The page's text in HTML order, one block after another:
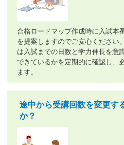
合格ロードマップ作成時に入試本
を提案しますのでご安心ください
は入試までの日数と学力伸長を意
できているかを定期的に確認し、
ます。
途中から受講回数を変更す
か？